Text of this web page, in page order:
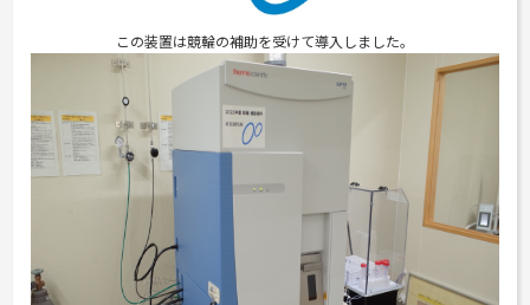
この装置は競輪の補助を受けて導入しました。